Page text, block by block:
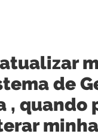
de
, quando